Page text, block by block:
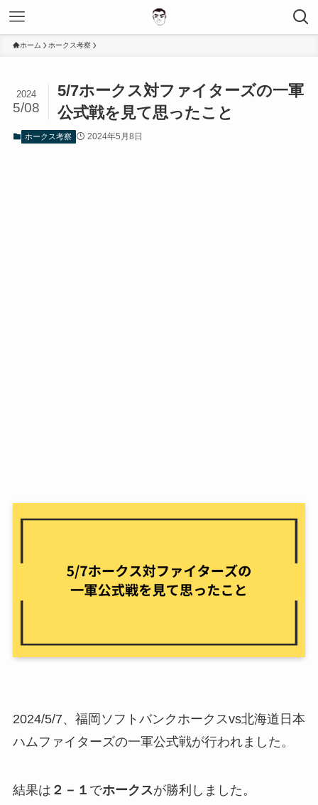
ホーム ホークス考察
5/7ホークス対ファイターズの一軍
公式戦を見て思ったこと
2024
5/08
ホークス考察 2024年5月8日
2024/5/7、福岡ソフトバンクホークスvs北海道日本
ハムファイターズの一軍公式戦が行われました。
結果は ２－１ でホークスが勝利しました。